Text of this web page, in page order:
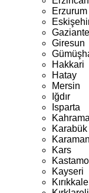
Erzurum
Giresun
Hakkari
Hatay
Mersin
Iğdır
Isparta
Karabük
Karaman
Kars
Kayseri
Kırıkkale